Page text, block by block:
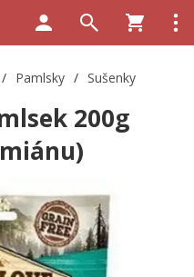
/ Pamlsky / Sušenky
200g